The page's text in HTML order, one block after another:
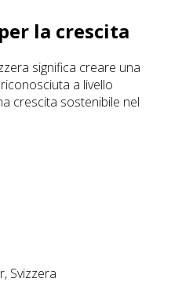
la crescita
significa creare una
a livello
crescita sostenibile nel
Svizzera